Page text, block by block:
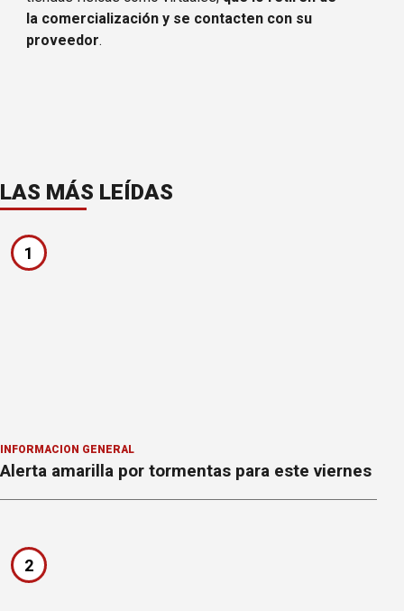
la comercialización y se contacten con su
proveedor.
LAS MÁS LEÍDAS
1
INFORMACION GENERAL
Alerta amarilla por tormentas para este viernes
2